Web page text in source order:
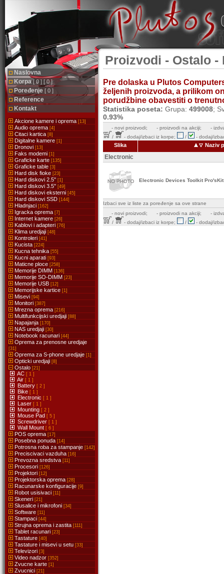
Naslovna
Korpa[ 0 ] [ 0 ]
Poređenje [ 0 ]
Reference
Kontakt
Akcione kamere i oprema [13]
Audio oprema [4]
Citaci kartica [8]
Digitalne kamere [1]
Dronovi [13]
Faks modemi [1]
Graficke karte [135]
Graficke table [3]
Hard disk fioke [23]
Hard diskovi 2.5'' [1]
Hard diskovi 3.5'' [49]
Hard diskovi eksterni [45]
Hard diskovi SSD [144]
Hladnjaci [162]
Igracka oprema [7]
Internet kamere [26]
Kablovi i adapteri [76]
Klima uredjaji [48]
Kontroleri [41]
Kucista [224]
Kucna tehnika [55]
Kucni aparati [93]
Maticne ploce [258]
Memorije DIMM [136]
Memorije SO-DIMM [23]
Memorije USB [12]
Memorijske kartice [1]
Misevi [94]
Monitori [387]
Mrezna oprema [216]
Multifunkcijski uredjaji [88]
Napajanja [170]
NAS uredjaji [30]
Notebook racunari [44]
Oprema za prenosne uredjaje
[31]
Oprema za S-phone uredjaje [1]
Opticki uredjaji [8]
Ostalo [21]
AC [ 1 ]
Air [ 1 ]
Battery [ 2 ]
Bike [ 1 ]
Electronic [ 1 ]
Laser [ 1 ]
Mounting [ 2 ]
Mouse Pad [ 5 ]
Screwdriver [ 1 ]
Wall Mount [ 6 ]
POS oprema [17]
Posebna ponuda [14]
Potrosna roba za stampanje [142]
Preciscivaci vazduha [16]
Prevozna sredstva [11]
Procesori [126]
Projektori [12]
Projektorska oprema [28]
Racunarske konfiguracije [9]
Robot usisivaci [11]
Skeneri [21]
Slusalice i mikrofoni [34]
Software [11]
Stampaci [44]
Strujna oprema i zastita [111]
Tablet racunari [23]
Tastature [40]
Tastature i misevi u setu [33]
Televizori [3]
Video nadzor [352]
Zvucne karte [1]
Zvucnici [21]
Proizvodi - Ostalo -
Pre dolaska u Plutos
željenih proizvoda, a prilikom
porudžbine obavestiti o
Statistika poseta: Grupa: 499008;
0.93%
- novi proizvodi; - proizvodi na akciji;
-
/
- dodaj/izbaci iz korpe; / - dodaj/
Slika Naziv
Electronic
Electronic Devices Toolkit Pro'sKit
Izbaci sve iz liste za poređenje sa ove strane
- novi proizvodi; - proizvodi na akciji;
-
/
- dodaj/izbaci iz korpe; / - dodaj/